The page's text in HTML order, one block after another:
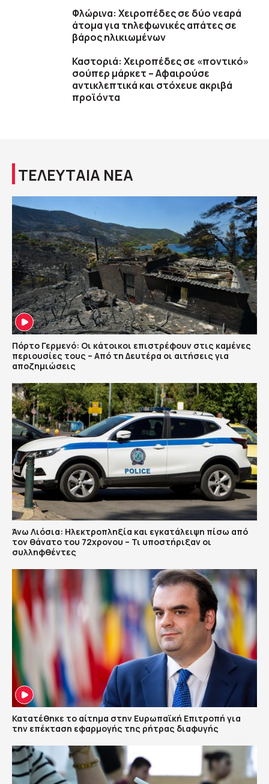
Φλώρινα: Χειροπέδες σε δύο νεαρά
άτομα για τηλεφωνικές απάτες σε
βάρος ηλικιωμένων
Καστοριά: Χειροπέδες σε «ποντικό»
σούπερ μάρκετ – Αφαιρούσε
αντικλεπτικά και στόχευε ακριβά
προϊόντα
ΤΕΛΕΥΤΑΙΑ ΝΕΑ
Πόρτο Γερμενό: Οι κάτοικοι επιστρέφουν στις καμένες
περιουσίες τους – Aπό τη Δευτέρα οι αιτήσεις για
αποζημιώσεις
Άνω Λιόσια: Ηλεκτροπληξία και εγκατάλειψη πίσω από
τον θάνατο του 72χρονου – Τι υποστήριξαν οι
συλληφθέντες
Κατατέθηκε το αίτημα στην Ευρωπαϊκή Επιτροπή για
την επέκταση εφαρμογής της ρήτρας διαφυγής